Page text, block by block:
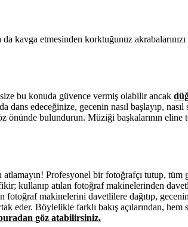
kavga etmesinden korktuğunuz
bu konuda güvence vermiş olabilir ancak
edeceğinize, gecenin nasıl başlayıp, nasıl
önünde bulundurun. Müziği başkalarının eline
Profesyonel bir fotoğrafçı tutup, tüm
kullanıp atılan fotoğraf makinelerinden
fotoğraf makinelerini davetlilere dağıtıp,
eder. Böylelikle farklı bakış açılarından, hem
göz atabilirsiniz.